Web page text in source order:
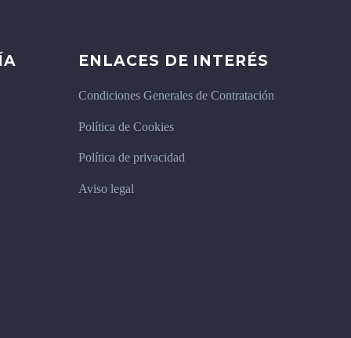
ENLACES DE INTERÉS
Condiciones Generales de Contratación
Política de Cookies
Política de privacidad
Aviso legal